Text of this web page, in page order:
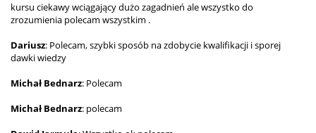
kursu ciekawy wciągający dużo zagadnień ale wszystko do
zrozumienia polecam wszystkim .
Dariusz: Polecam, szybki sposób na zdobycie kwalifikacji i sporej
dawki wiedzy
Michał Bednarz: Polecam
Michał Bednarz: polecam